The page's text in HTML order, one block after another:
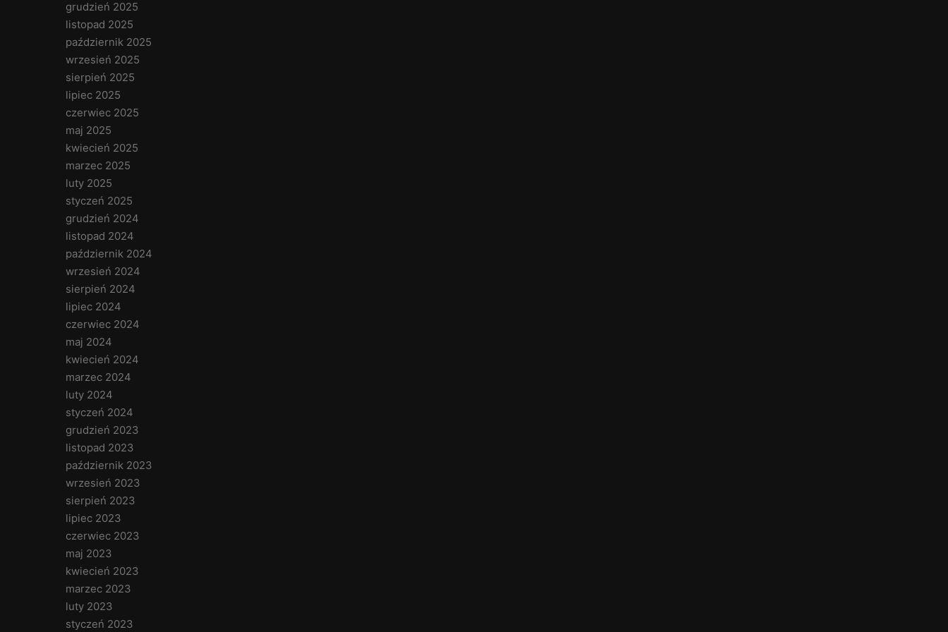
grudzień 2025
listopad 2025
październik 2025
wrzesień 2025
sierpień 2025
lipiec 2025
czerwiec 2025
maj 2025
kwiecień 2025
marzec 2025
luty 2025
styczeń 2025
grudzień 2024
listopad 2024
październik 2024
wrzesień 2024
sierpień 2024
lipiec 2024
czerwiec 2024
maj 2024
kwiecień 2024
marzec 2024
luty 2024
styczeń 2024
grudzień 2023
listopad 2023
październik 2023
wrzesień 2023
sierpień 2023
lipiec 2023
czerwiec 2023
maj 2023
kwiecień 2023
marzec 2023
luty 2023
styczeń 2023